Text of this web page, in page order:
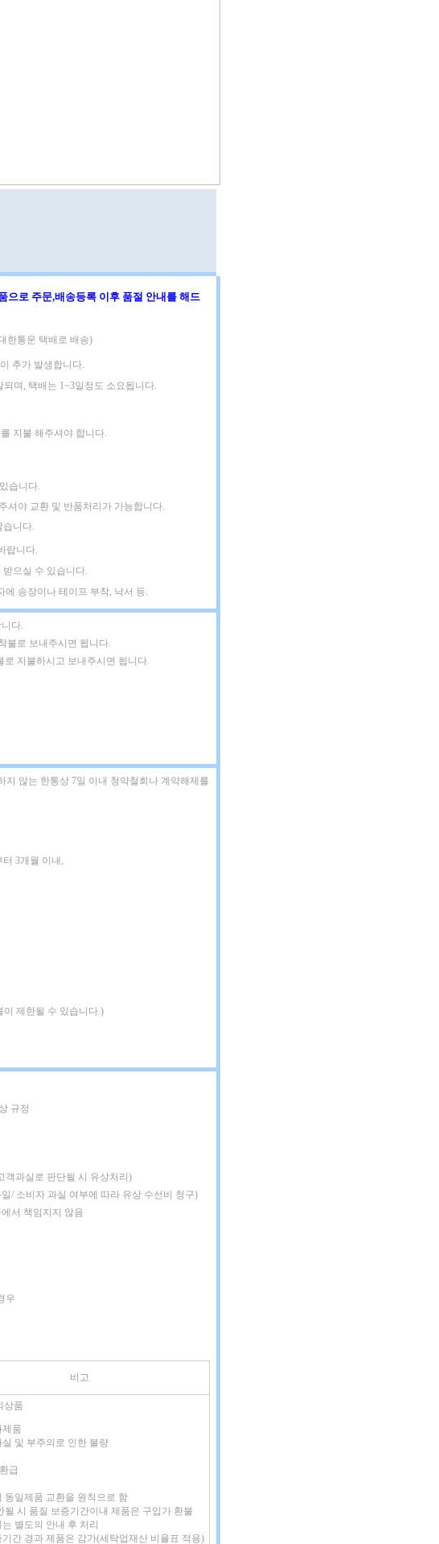
으로 주문,배송등록 이후 품절 안내를 해드
한통운 택배로 배송)
추가 발생합니다.
되며, 택배는 1~3일정도 소요됩니다.
지불 해주셔야 합니다.
습니다.
셔야 교환 및 반품처리가 가능합니다.
습니다.
랍니다.
으실 수 있습니다.
에 송장이나 테이프 부착, 낙서 등.
다.
불로 보내주시면 됩니다.
로 지불하시고 보내주시면 됩니다.
않는 한통상 7일 이내 청약철회나 계약해제를
3개월 이내,
제한될 수 있습니다.)
규정
객과실로 판단될 시 유상처리)
/ 소비자 과실 여부에 따라 유상 수선비 청구)
서 책임지지 않음
우
비고
상품
제품
및 부주의로 인한 불량
급
동일제품 교환을 원칙으로 함
될 시 품질 보증기간이내 제품은 구입가 환불
별도의 안내 후 처리
기간 경과 제품은 감가(세탁업재산 비율표 적용)